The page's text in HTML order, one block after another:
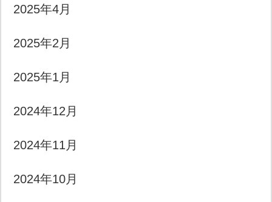
2025年4月
2025年2月
2025年1月
2024年12月
2024年11月
2024年10月